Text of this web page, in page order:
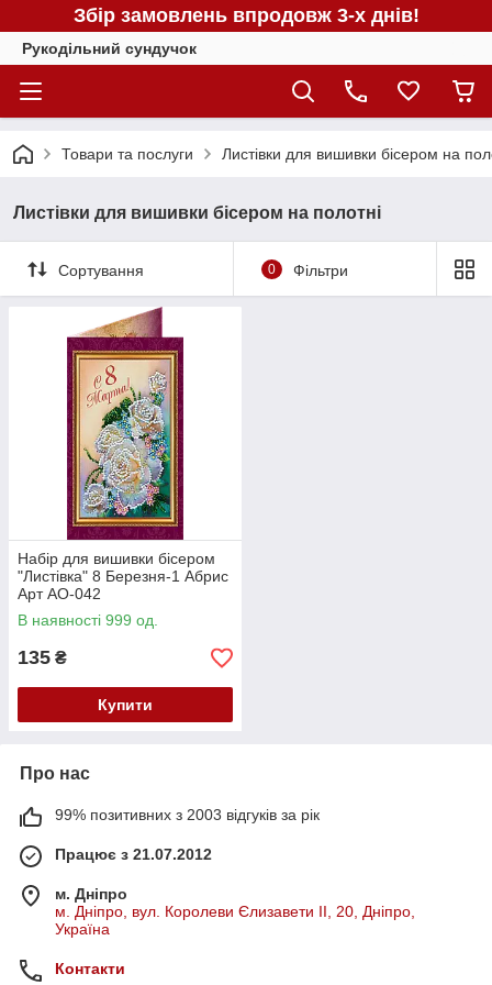
Збір замовлень впродовж 3-х днів!
Рукодільний сундучок
Товари та послуги Листівки для вишивки бісером на
Листівки для вишивки бісером на полотні
Сортування 0 Фільтри
Набір для вишивки бісером
"Листівка" 8 Березня-1 Абрис
Арт AO-042
В наявності 999 од.
135 ₴
Купити
Про нас
99% позитивних з 2003 відгуків за рік
Працює з 21.07.2012
м. Дніпро
м. Дніпро, вул. Королеви Єлизавети ІІ, 20, Дніпро,
Україна
Контакти